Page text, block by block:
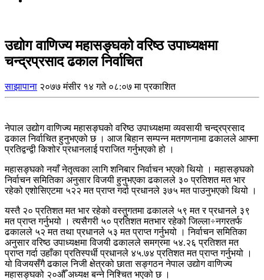
उद्योग वाणिज्य महासङ्घको वरिष्ठ उपाध्यक्षमा
चन्द्रप्रसाद ढकाल निर्वाचित
साझापाना २०७७ मंसीर १४ गते ०८:०७ मा प्रकाशित
नेपाल उद्योग वाणिज्य महासङ्घको वरिष्ठ उपाध्यक्षमा व्यवसायी चन्द्रप्रसाद
ढकाल निर्वाचित हुनुभएको छ । आज बिहान सम्पन्न मतगणनामा ढकालले आफ्ना
प्रतिद्वन्द्वी किशोर प्रधानलाई पराजित गर्नुभएको हो ।
महासङ्घको नयाँ नेतृत्वका लागि शनिबार निर्वाचन भएको थियो । महासङ्घको
निर्वाचन समितिका अनुसार विजयी हुनुभएका ढकालले ३० प्रतिशत मत भार
रहेको एशोसिएटमा ५२२ मत प्राप्त गर्दा प्रधानले ३७५ मत पाउनुभएको थियो ।
यस्तै २० प्रतिशत मत भार रहेको वस्तुगतमा ढकालले ५९ मत र प्रधानले ३९
मत प्राप्त गर्नुभयो । त्यसैगरी ५० प्रतिशत मतभार रहेको जिल्ला÷नगरतर्फ
ढकालले ५२ मत तथा प्रधानले ५३ मत प्राप्त गर्नुभयो । निर्वाचन समितिका
अनुसार वरिष्ठ उपाध्यक्षमा विजयी ढकालले समग्रमा ५४.२६ प्रतिशत मत
प्राप्त गर्दा उहाँका प्रतिस्पर्धी प्रधानले ४५.७४ प्रतिशत मत प्राप्त गर्नुभयो ।
यो विजयसँगै ढकाल निजी क्षेत्रको छाता सङ्गठन नेपाल उद्योग वाणिज्य
महासङ्घको २०औँ अध्यक्ष बन्ने निश्चित भएको छ ।